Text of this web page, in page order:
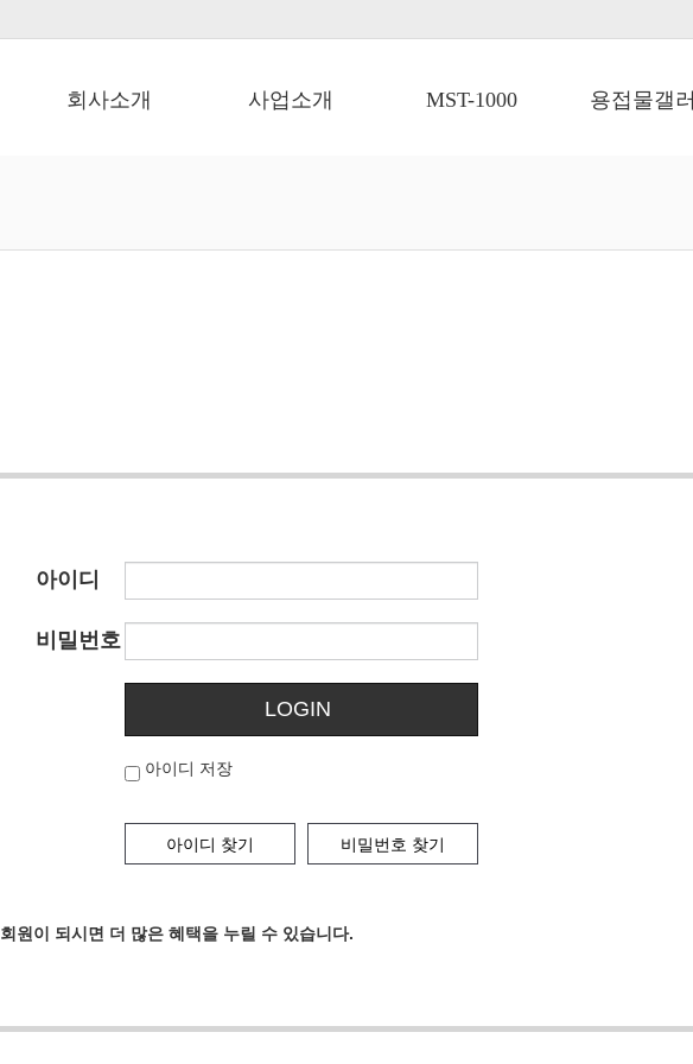
회사소개 사업소개 MST-1000 용접물갤
아이디
비밀번호
LOGIN
아이디 저장
아이디 찾기 비밀번호 찾기
회원이 되시면 더 많은 혜택을 누릴 수 있습니다.